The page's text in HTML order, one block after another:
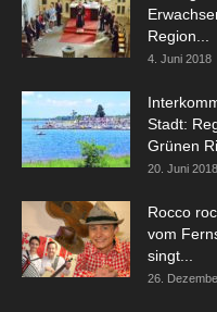
Region...
4. Juni 2018
Stadt:
Grünen
20. Juni 2018
Rocco
vom
singt...
26.